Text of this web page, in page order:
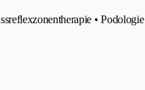
• Podologie